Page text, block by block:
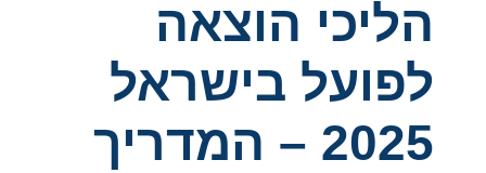
הליכי הוצאה
לפועל בישראל
2025 – המדריך